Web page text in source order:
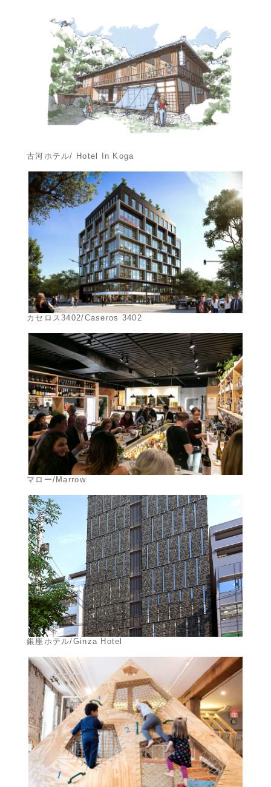
古河ホテル/ Hotel In Koga
カセロス3402/Caseros 3402
マロー/Marrow
銀座ホテル/Ginza Hotel